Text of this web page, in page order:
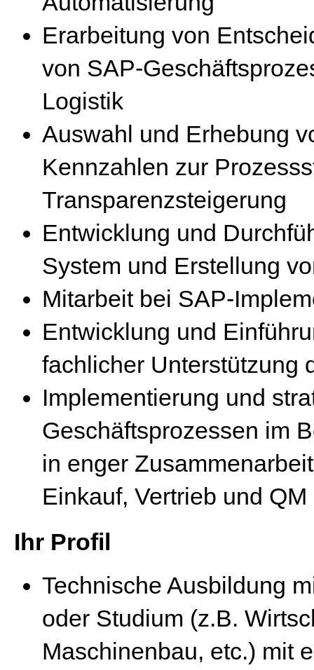
Erarbeitung von
von SAP-
Logistik
Auswahl und Erhebung
Kennzahlen zur
Transparenzsteigerung
Entwicklung und
System und Erstellung
Mitarbeit bei SAP-
Entwicklung und
fachlicher Unterstützung
Implementierung und
Geschäftsprozessen im
in enger
Einkauf, Vertrieb und QM
Ihr Profil
Technische Ausbildung
oder Studium (z.B.
Maschinenbau, etc.) mit